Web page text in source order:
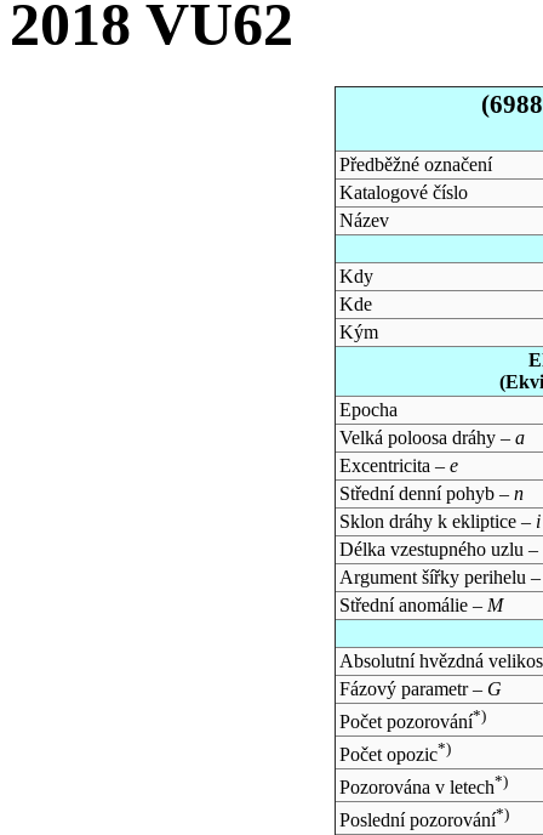
2018 VU62
Předběžné označení
Katalogové číslo
Název
Kdy
Kde
Kým
Epocha
Velká poloosa dráhy – a
Excentricita – e
Střední denní pohyb – n
Sklon dráhy k ekliptice – i
Délka vzestupného uzlu –
Argument šířky perihelu
Střední anomálie – M
Absolutní hvězdná
Fázový parametr – G
Počet pozorování*)
Počet opozic*)
Pozorována v letech*)
Poslední pozorování*)